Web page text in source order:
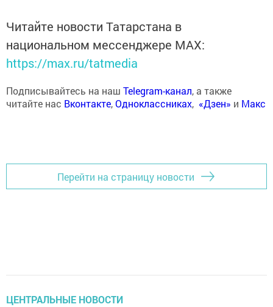
Читайте новости Татарстана в
национальном мессенджере MАХ:
https://max.ru/tatmedia
Подписывайтесь на наш Telegram-канал, а также
читайте нас Вконтакте,Одноклассниках, «Дзен» и Макс
Перейти на страницу новости
ЦЕНТРАЛЬНЫЕ НОВОСТИ